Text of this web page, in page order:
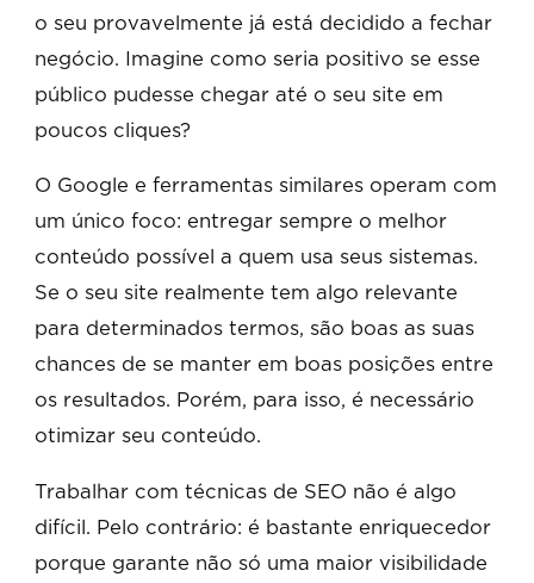
o seu provavelmente já está decidido a fechar
negócio. Imagine como seria positivo se esse
público pudesse chegar até o seu site em
poucos cliques?
O Google e ferramentas similares operam com
um único foco: entregar sempre o melhor
conteúdo possível a quem usa seus sistemas.
Se o seu site realmente tem algo relevante
para determinados termos, são boas as suas
chances de se manter em boas posições entre
os resultados. Porém, para isso, é necessário
otimizar seu conteúdo.
Trabalhar com técnicas de SEO não é algo
difícil. Pelo contrário: é bastante enriquecedor
porque garante não só uma maior visibilidade